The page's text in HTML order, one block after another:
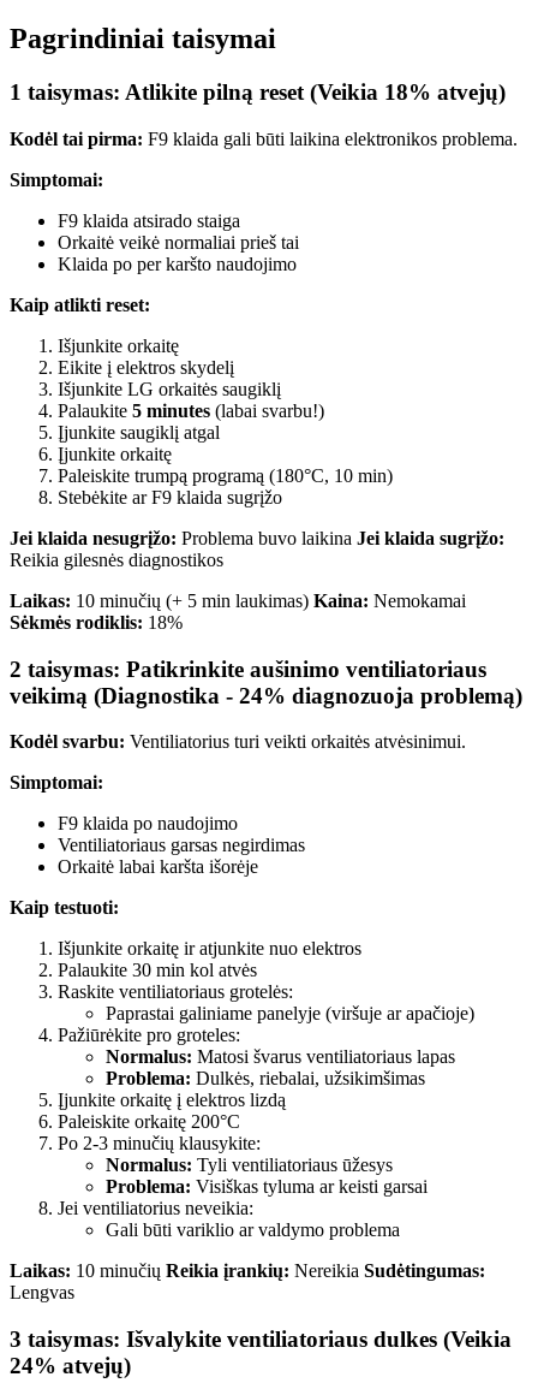
Pagrindiniai taisymai
1 taisymas: Atlikite pilną reset (Veikia 18% atvejų)
Kodėl tai pirma: F9 klaida gali būti laikina elektronikos problema.
Simptomai:
F9 klaida atsirado staiga
Orkaitė veikė normaliai prieš tai
Klaida po per karšto naudojimo
Kaip atlikti reset:
Išjunkite orkaitę
Eikite į elektros skydelį
Išjunkite LG orkaitės saugiklį
Palaukite 5 minutes (labai svarbu!)
Įjunkite saugiklį atgal
Įjunkite orkaitę
Paleiskite trumpą programą (180°C, 10 min)
Stebėkite ar F9 klaida sugrįžo
Jei klaida nesugrįžo: Problema buvo laikina Jei klaida sugrįžo:
Reikia gilesnės diagnostikos
Laikas: 10 minučių (+ 5 min laukimas) Kaina: Nemokamai
Sėkmės rodiklis: 18%
2 taisymas: Patikrinkite aušinimo ventiliatoriaus
veikimą (Diagnostika - 24% diagnozuoja problemą)
Kodėl svarbu: Ventiliatorius turi veikti orkaitės atvėsinimui.
Simptomai:
F9 klaida po naudojimo
Ventiliatoriaus garsas negirdimas
Orkaitė labai karšta išorėje
Kaip testuoti:
Išjunkite orkaitę ir atjunkite nuo elektros
Palaukite 30 min kol atvės
Raskite ventiliatoriaus grotelės:
Paprastai galiniame panelyje (viršuje ar apačioje)
Pažiūrėkite pro groteles:
Normalus: Matosi švarus ventiliatoriaus lapas
Problema: Dulkės, riebalai, užsikimšimas
Įjunkite orkaitę į elektros lizdą
Paleiskite orkaitę 200°C
Po 2-3 minučių klausykite:
Normalus: Tyli ventiliatoriaus ūžesys
Problema: Visiškas tyluma ar keisti garsai
Jei ventiliatorius neveikia:
Gali būti variklio ar valdymo problema
Laikas: 10 minučių Reikia įrankių: Nereikia Sudėtingumas:
Lengvas
3 taisymas: Išvalykite ventiliatoriaus dulkes (Veikia
24% atvejų)